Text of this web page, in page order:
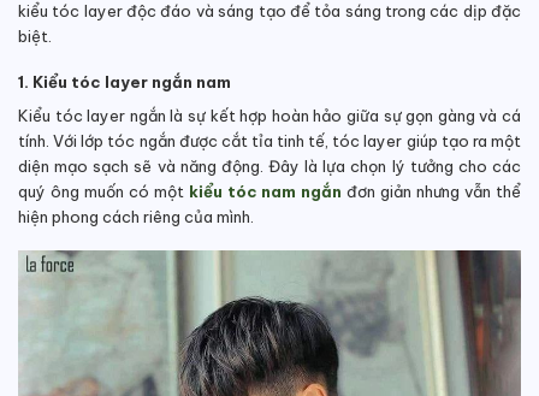
kiểu tóc layer độc đáo và sáng tạo để tỏa sáng trong các dịp đặc
biệt.
1. Kiểu tóc layer ngắn nam
Kiểu tóc layer ngắn là sự kết hợp hoàn hảo giữa sự gọn gàng và cá
tính. Với lớp tóc ngắn được cắt tỉa tinh tế, tóc layer giúp tạo ra một
diện mạo sạch sẽ và năng động. Đây là lựa chọn lý tưởng cho các
quý ông muốn có một kiểu tóc nam ngắn đơn giản nhưng vẫn thể
hiện phong cách riêng của mình.